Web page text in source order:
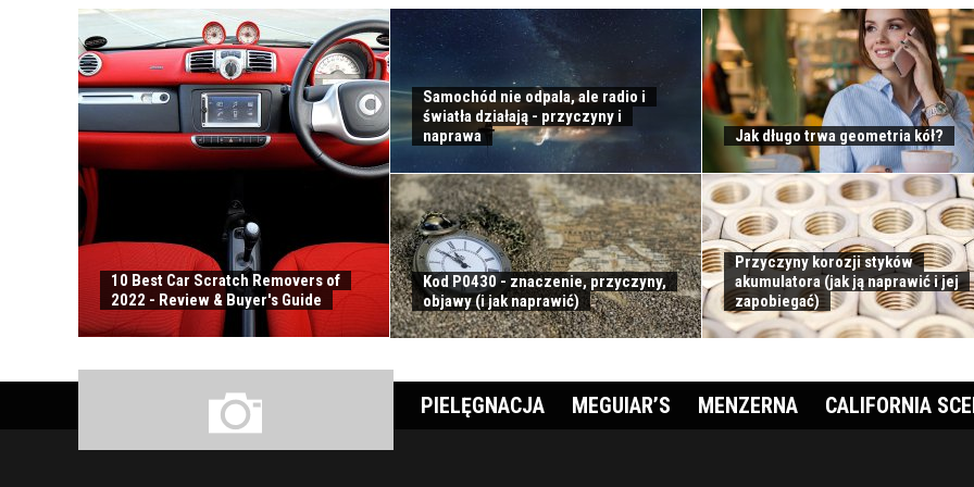
10 Best Car Scratch Removers of
2022 - Review & Buyer's Guide
Samochód nie odpala, ale radio i
światła działają - przyczyny i
naprawa
Jak długo trwa geometria kół?
Kod P0430 - znaczenie, przyczyny,
objawy (i jak naprawić)
Przyczyny korozji styków
akumulatora (jak ją naprawić i jej
zapobiegać)
PIELĘGNACJA MEGUIAR’S MENZERNA CALIFORNIA